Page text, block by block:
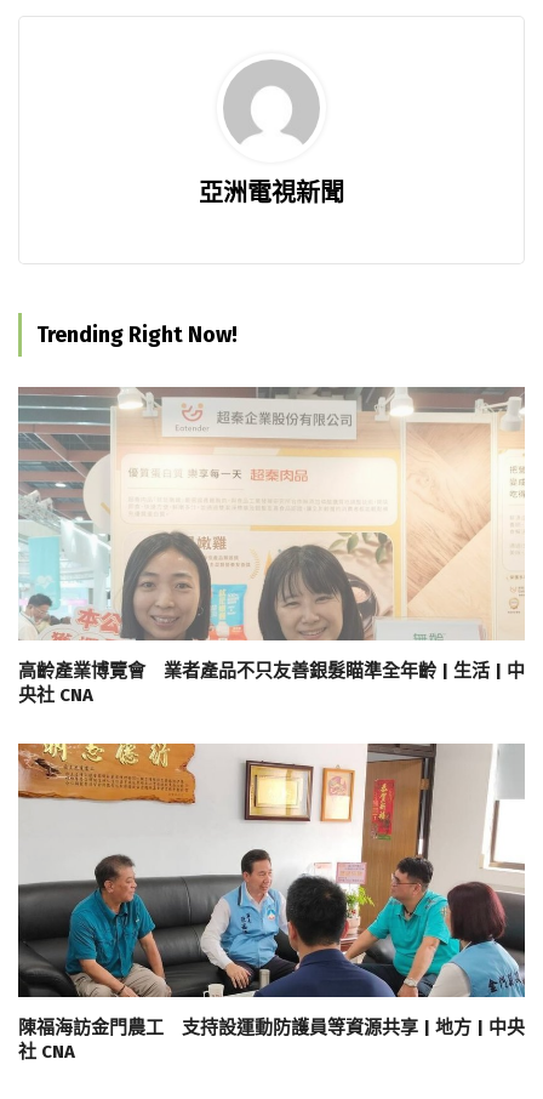
亞洲電視新聞
Trending Right Now!
高齡產業博覽會 業者產品不只友善銀髮瞄準全年齡 | 生活 | 中
央社 CNA
陳福海訪金門農工 支持設運動防護員等資源共享 | 地方 | 中央
社 CNA